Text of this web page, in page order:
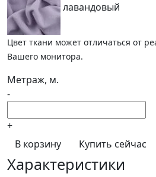
лавандовый
Цвет ткани может отличаться от
Вашего монитора.
Метраж, м.
-
+
В корзину
Купить сейчас
Характеристики